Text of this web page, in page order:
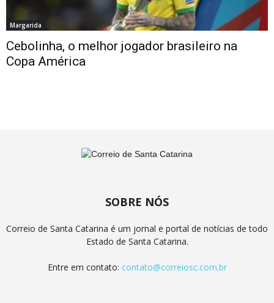
Margarida
Cebolinha, o melhor jogador brasileiro na
Copa América
SOBRE NÓS
Correio de Santa Catarina é um jornal e portal de notícias de todo
Estado de Santa Catarina.
Entre em contato: contato@correiosc.com.br